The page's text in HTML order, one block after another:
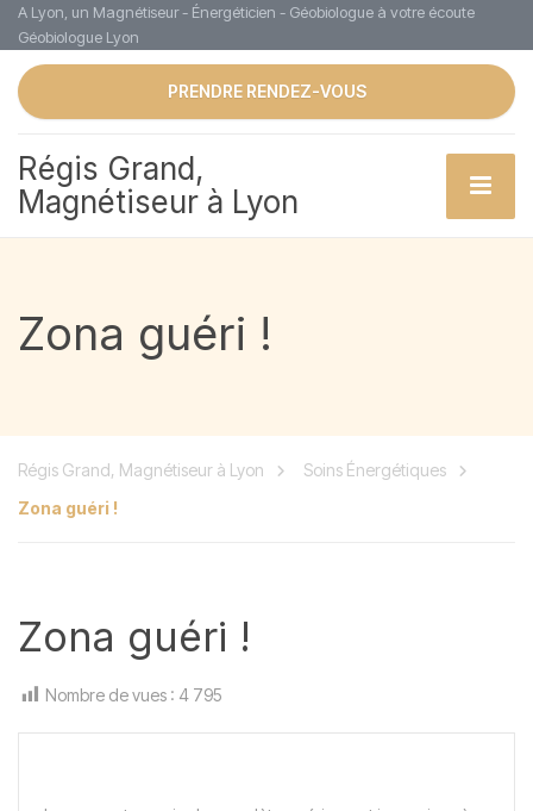
A Lyon, un Magnétiseur - Énergéticien - Géobiologue à votre écoute
Géobiologue Lyon
PRENDRE RENDEZ-VOUS
Régis Grand,
Magnétiseur à Lyon
Zona guéri !
Régis Grand, Magnétiseur à Lyon
Soins Énergétiques
Zona guéri !
Zona guéri !
Nombre de vues : 4 795